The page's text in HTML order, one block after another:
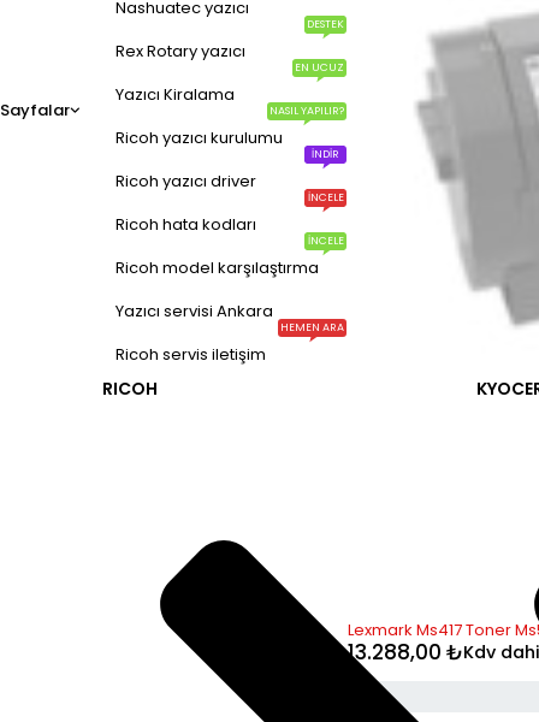
Sayfalar
Nashuatec yazıcı
Rex Rotary yazıcı
DESTEK
Yazıcı Kiralama
EN UCUZ
Ricoh yazıcı kurulumu
NASIL YAPILIR?
Ricoh yazıcı driver
İNDIR
Ricoh hata kodları
İNCELE
Ricoh model karşılaştırma
İNCELE
Yazıcı servisi Ankara
Ricoh servis iletişim
HEMEN ARA
RICOH
STOK YOK
Lexmark Ms417 Toner
13.288,00 ₺Kdv